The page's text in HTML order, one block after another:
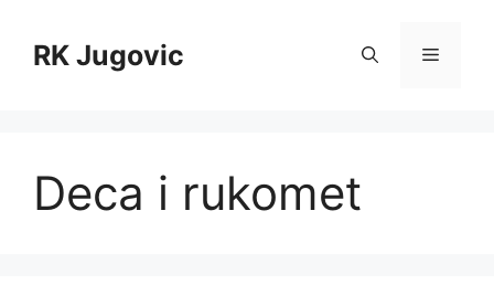
contentRK Jugovic Menu
Deca i rukomet